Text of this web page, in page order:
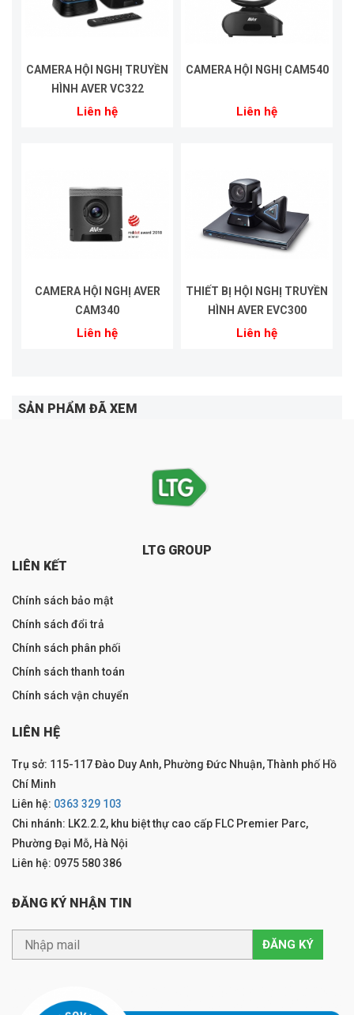
CAMERA HỘI NGHỊ TRUYỀN
HÌNH AVER VC322
Liên hệ
CAMERA HỘI NGHỊ CAM540
Liên hệ
CAMERA HỘI NGHỊ AVER
CAM340
Liên hệ
THIẾT BỊ HỘI NGHỊ TRUYỀN
HÌNH AVER EVC300
Liên hệ
SẢN PHẨM ĐÃ XEM
LTG GROUP
LIÊN KẾT
Chính sách bảo mật
Chính sách đổi trả
Chính sách phân phối
Chính sách thanh toán
Chính sách vận chuyển
LIÊN HỆ
Trụ sở: 115-117 Đào Duy Anh, Phường Đức Nhuận, Thành phố Hồ
Chí Minh
Liên hệ: 0363 329 103
Chi nhánh: LK2.2.2, khu biệt thự cao cấp FLC Premier Parc,
Phường Đại Mỗ, Hà Nội
Liên hệ: 0975 580 386
ĐĂNG KÝ NHẬN TIN